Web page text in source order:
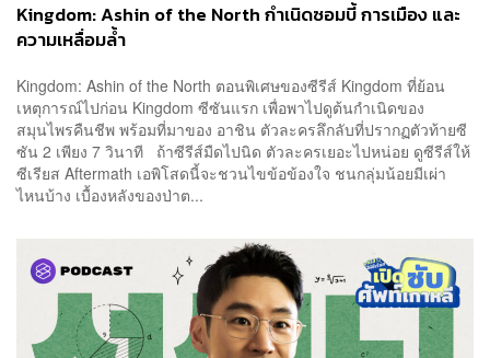
Kingdom: Ashin of the North กำเนิดซอมบี้ การเมือง และ
ความเหลื่อมล้ำ
Kingdom: Ashin of the North ตอนพิเศษของซีรีส์ Kingdom ที่ย้อน
เหตุการณ์ไปก่อน Kingdom ซีซันแรก เพื่อพาไปดูต้นกำเนิดของ
สมุนไพรคืนชีพ พร้อมที่มาของ อาชิน ตัวละครลึกลับที่ปรากฏตัวท้ายซี
ซัน 2 เพียง 7 วินาที ถ้าซีรีส์มืดไปนิด ตัวละครเยอะไปหน่อย ดูซีรีส์ให้
ซีเรียส Aftermath เอพิโสดนี้จะชวนไขข้อข้องใจ ชนกลุ่มน้อยมีเผ่า
ไหนบ้าง เบื้องหลังของป่าต...